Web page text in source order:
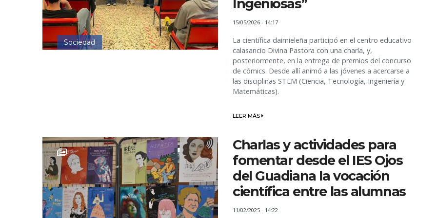
Sociedad
Ingeniosas”
15/05/2026 - 14:17
La científica daimieleña participó en el centro educativo
calasancio Divina Pastora con una charla, y,
posteriormente, en la entrega de premios del concurso
de cómics. Desde allí animó a las jóvenes a acercarse a
las disciplinas STEM (Ciencia, Tecnología, Ingeniería y
Matemáticas).
LEER MÁS
Charlas y actividades para
fomentar desde el IES Ojos
del Guadiana la vocación
científica entre las alumnas
11/02/2025 - 14:22